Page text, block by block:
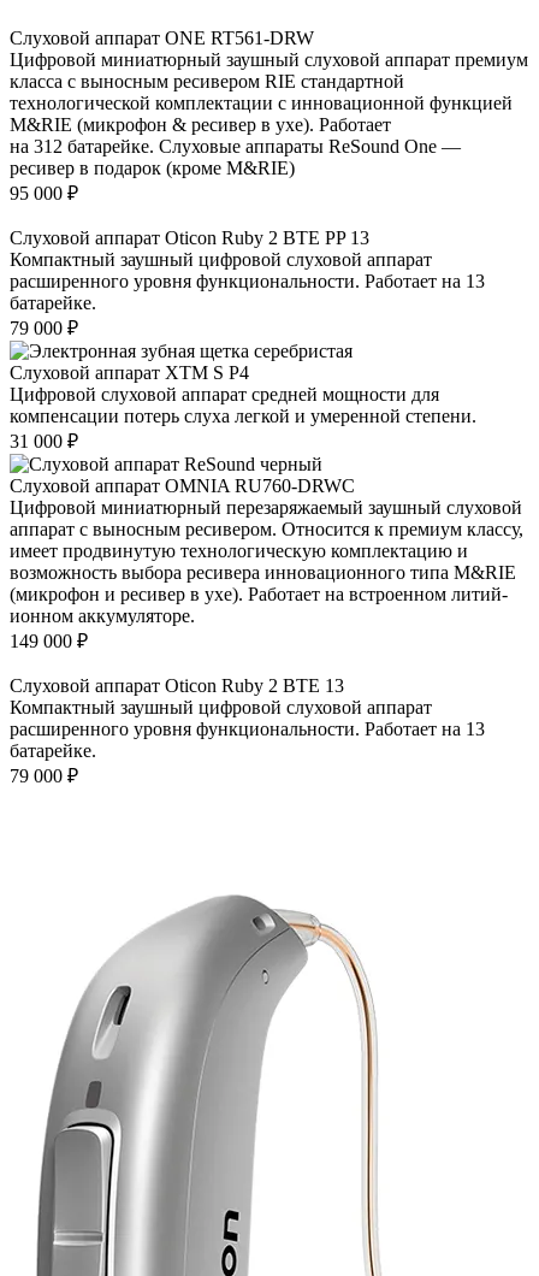
Слуховой аппарат ONE RT561-DRW
Цифровой миниатюрный заушный слуховой аппарат премиум
класса с выносным ресивером RIE стандартной
технологической комплектации с инновационной функцией
M&RIE (микрофон & ресивер в ухе). Работает
на 312 батарейке. Слуховые аппараты ReSound One —
ресивер в подарок (кроме M&RIE)
95 000 ₽
Слуховой аппарат Oticon Ruby 2 BTE PP 13
Компактный заушный цифровой слуховой аппарат
расширенного уровня функциональности. Работает на 13
батарейке.
79 000 ₽
Слуховой аппарат XTM S P4
Цифровой слуховой аппарат средней мощности для
компенсации потерь слуха легкой и умеренной степени.
31 000 ₽
Слуховой аппарат OMNIA RU760-DRWC
Цифровой миниатюрный перезаряжаемый заушный слуховой
аппарат с выносным ресивером. Относится к премиум классу,
имеет продвинутую технологическую комплектацию и
возможность выбора ресивера инновационного типа M&RIE
(микрофон и ресивер в ухе). Работает на встроенном литий-
ионном аккумуляторе.
149 000 ₽
Слуховой аппарат Oticon Ruby 2 BTE 13
Компактный заушный цифровой слуховой аппарат
расширенного уровня функциональности. Работает на 13
батарейке.
79 000 ₽